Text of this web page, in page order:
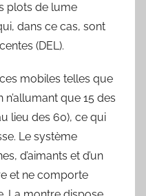
plots de lume
dans ce cas, sont
(DEL).
mobiles telles que
que 15 des
lieu des 60), ce qui
Le système
d’aimants et d’un
et ne comporte